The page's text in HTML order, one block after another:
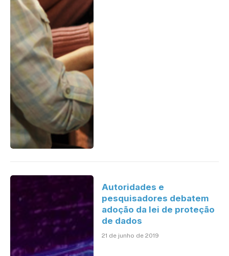
Autoridades e
pesquisadores debatem
adoção da lei de proteção
de dados
21 de junho de 2019